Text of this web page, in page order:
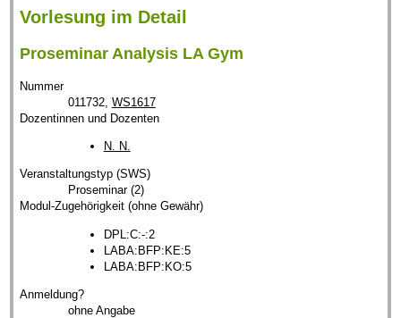
Vorlesung im Detail
Proseminar Analysis LA Gym
Nummer
011732, WS1617
Dozentinnen und Dozenten
N. N.
Veranstaltungstyp (SWS)
Proseminar (2)
Modul-Zugehörigkeit (ohne Gewähr)
DPL:C:-:2
LABA:BFP:KE:5
LABA:BFP:KO:5
Anmeldung?
ohne Angabe